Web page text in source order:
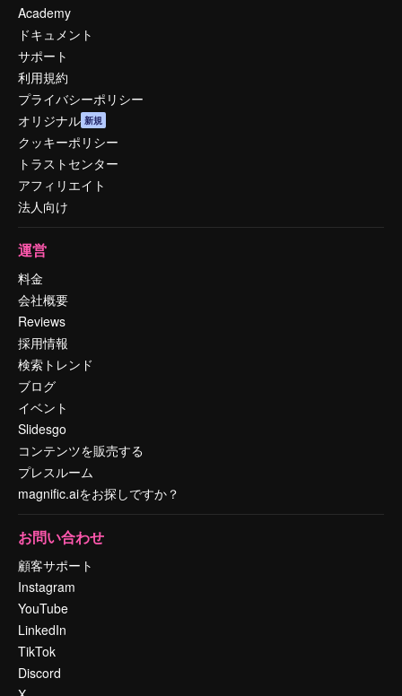
Academy
ドキュメント
サポート
利用規約
プライバシーポリシー
オリジナル 新規
クッキーポリシー
トラストセンター
アフィリエイト
法人向け
運営
料金
会社概要
Reviews
採用情報
検索トレンド
ブログ
イベント
Slidesgo
コンテンツを販売する
プレスルーム
magnific.aiをお探しですか？
お問い合わせ
顧客サポート
Instagram
YouTube
LinkedIn
TikTok
Discord